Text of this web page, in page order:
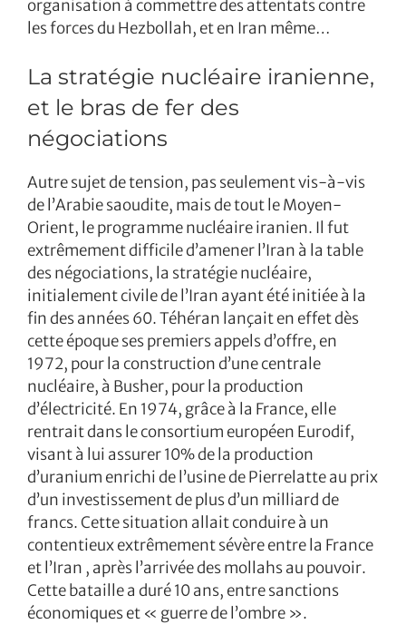
organisation à commettre des attentats contre
les forces du Hezbollah, et en Iran même…
La stratégie nucléaire iranienne,
et le bras de fer des
négociations
Autre sujet de tension, pas seulement vis-à-vis
de l’Arabie saoudite, mais de tout le Moyen-
Orient, le programme nucléaire iranien. Il fut
extrêmement difficile d’amener l’Iran à la table
des négociations, la stratégie nucléaire,
initialement civile de l’Iran ayant été initiée à la
fin des années 60. Téhéran lançait en effet dès
cette époque ses premiers appels d’offre, en
1972, pour la construction d’une centrale
nucléaire, à Busher, pour la production
d’électricité. En 1974, grâce à la France, elle
rentrait dans le consortium européen Eurodif,
visant à lui assurer 10% de la production
d’uranium enrichi de l’usine de Pierrelatte au prix
d’un investissement de plus d’un milliard de
francs. Cette situation allait conduire à un
contentieux extrêmement sévère entre la France
et l’Iran , après l’arrivée des mollahs au pouvoir.
Cette bataille a duré 10 ans, entre sanctions
économiques et « guerre de l’ombre ».